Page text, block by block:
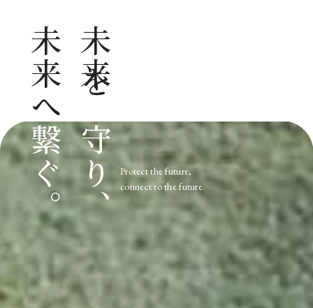
技術情報
採用情報
グループ会社採用情報
お知らせ
個人情報保護方針
お問い合わせ
未来を
守り、
未来へ
繋ぐ。
Protect the future,
connect to the future.